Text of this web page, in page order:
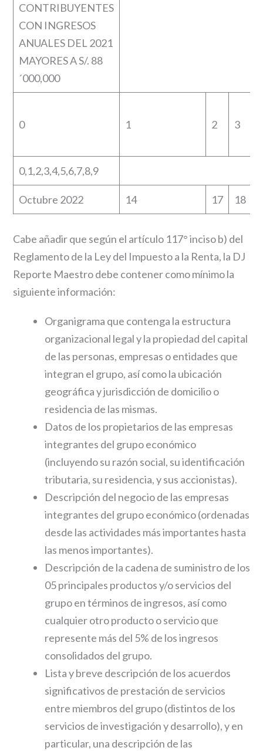
CONTRIBUYENTES
CON INGRESOS
ANUALES DEL 2021
MAYORES A S/. 88
´000,000
0 1 2 3
0,1,2,3,4,5,6,7,8,9
Octubre 2022 14 17 18
Cabe añadir que según el artículo 117° inciso b) del
Reglamento de la Ley del Impuesto a la Renta, la DJ
Reporte Maestro debe contener como mínimo la
siguiente información:
Organigrama que contenga la estructura
organizacional legal y la propiedad del capital
de las personas, empresas o entidades que
integran el grupo, así como la ubicación
geográfica y jurisdicción de domicilio o
residencia de las mismas.
Datos de los propietarios de las empresas
integrantes del grupo económico
(incluyendo su razón social, su identificación
tributaria, su residencia, y sus accionistas).
Descripción del negocio de las empresas
integrantes del grupo económico (ordenadas
desde las actividades más importantes hasta
las menos importantes).
Descripción de la cadena de suministro de los
05 principales productos y/o servicios del
grupo en términos de ingresos, así como
cualquier otro producto o servicio que
represente más del 5% de los ingresos
consolidados del grupo.
Lista y breve descripción de los acuerdos
significativos de prestación de servicios
entre miembros del grupo (distintos de los
servicios de investigación y desarrollo), y en
particular, una descripción de las